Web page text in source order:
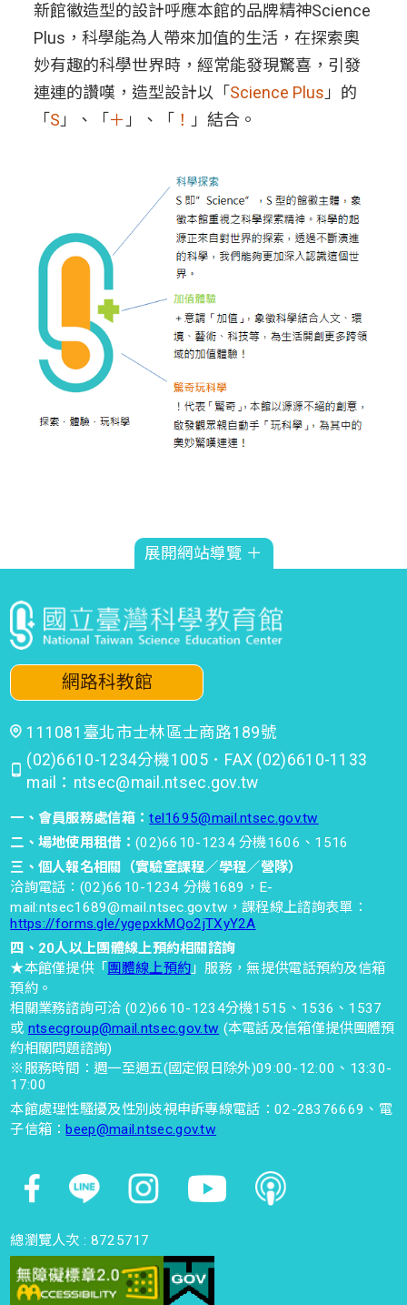
新館徽造型的設計呼應本館的品牌精神Science
Plus，科學能為人帶來加值的生活，在探索奧
妙有趣的科學世界時，經常能發現驚喜，引發
連連的讚嘆，造型設計以「 Science Plus 」的
「 S 」、「 ＋ 」、「 ！ 」結合。
展開網站導覽 ＋
網路科教館
111081臺北市士林區士商路189號
(02)6610-1234分機1005．FAX (02)6610-1133
mail：ntsec@mail.ntsec.gov.tw
一、會員服務處信箱：tel1695@mail.ntsec.gov.tw
二、場地使用租借： (02)6610-1234 分機1606、1516
三、個人報名相關（實驗室課程／學程／營隊）
洽詢電話：(02)6610-1234 分機1689，E-
mail:ntsec1689@mail.ntsec.gov.tw，課程線上諮詢表單：
https://forms.gle/ygepxkMQo2jTXyY2A
四、20人以上團體線上預約相關諮詢
★本館僅提供「 團體線上預約 」服務，無提供電話預約及信箱
預約。
相關業務諮詢可洽 (02)6610-1234分機1515、1536、1537
或 ntsecgroup@mail.ntsec.gov.tw (本電話及信箱僅提供團體預
約相關問題諮詢)
※服務時間：週一至週五(國定假日除外)09:00-12:00、13:30-
17:00
本館處理性騷擾及性別歧視申訴專線電話：02-28376669、電
子信箱：beep@mail.ntsec.gov.tw
總瀏覽人次 : 8725717